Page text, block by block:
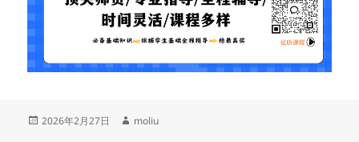
发
2026年2月27日
作
moliu